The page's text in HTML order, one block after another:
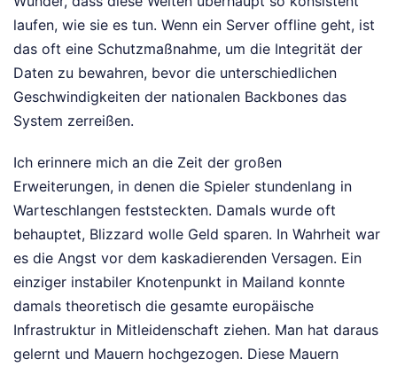
laufen, wie sie es tun. Wenn ein Server offline geht, ist
das oft eine Schutzmaßnahme, um die Integrität der
Daten zu bewahren, bevor die unterschiedlichen
Geschwindigkeiten der nationalen Backbones das
System zerreißen.
Ich erinnere mich an die Zeit der großen
Erweiterungen, in denen die Spieler stundenlang in
Warteschlangen feststeckten. Damals wurde oft
behauptet, Blizzard wolle Geld sparen. In Wahrheit war
es die Angst vor dem kaskadierenden Versagen. Ein
einziger instabiler Knotenpunkt in Mailand konnte
damals theoretisch die gesamte europäische
Infrastruktur in Mitleidenschaft ziehen. Man hat daraus
gelernt und Mauern hochgezogen. Diese Mauern